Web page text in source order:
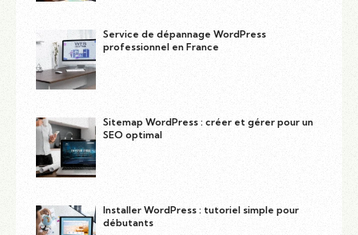
Service de dépannage WordPress
professionnel en France
Sitemap WordPress : créer et gérer pour un
SEO optimal
Installer WordPress : tutoriel simple pour
débutants